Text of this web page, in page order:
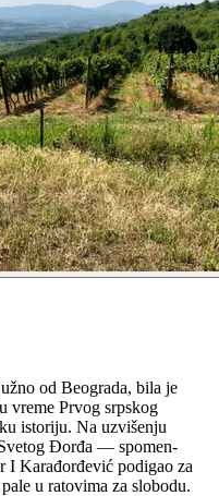
od Beograda, bila je
vreme Prvog srpskog
istoriju. Na uzvišenju
Đorđa — spomen-
I Karađorđević podigao za
u ratovima za slobodu.